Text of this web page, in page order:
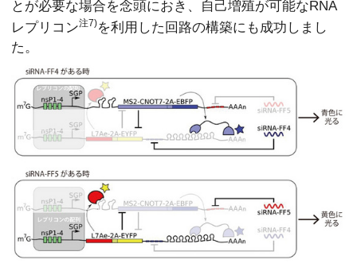
とが必要な場合を念頭におき、自己増殖が可能なRNA
レプリコン注7)を利用した回路の構築にも成功しまし
た。